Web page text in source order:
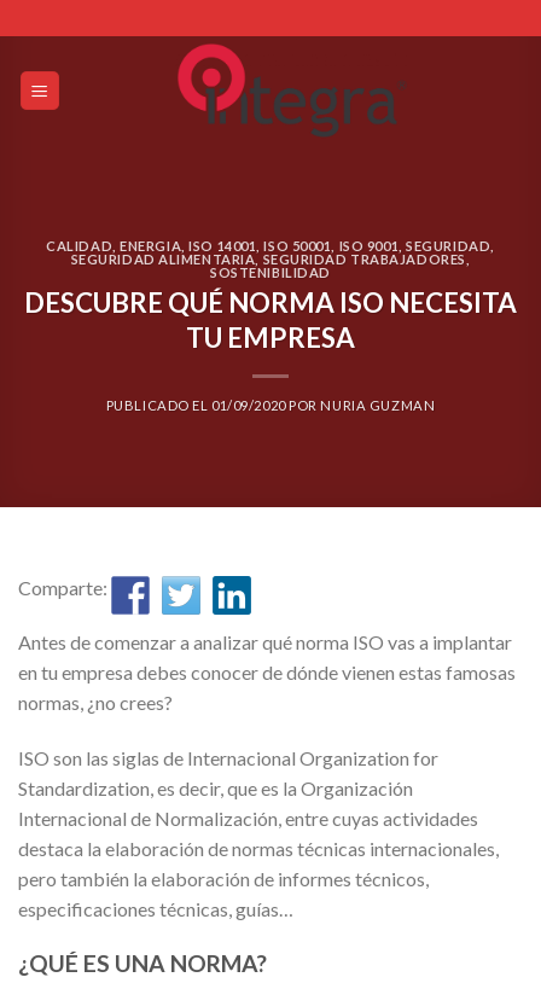
to
content
CALIDAD ,ENERGIA ,ISO 14001 ,ISO 50001 ISO 9001 ,SEGURIDAD
SEGURIDAD ALIMENTARIA, SEGURIDAD TRABAJADORES
SOSTENIBILIDAD
DESCUBRE QUÉ NORMA ISO NECESITA
TU EMPRESA
PUBLICADO EL 01/09/2020PORNURIA GUZMAN
Comparte:
Antes de comenzar a analizar qué norma ISO vas a implantar
en tu empresa debes conocer de dónde vienen estas famosas
normas, ¿no crees?
ISO son las siglas de Internacional Organization for
Standardization, es decir, que es la Organización
Internacional de Normalización, entre cuyas actividades
destaca la elaboración de normas técnicas internacionales,
pero también la elaboración de informes técnicos,
especificaciones técnicas, guías…
¿QUÉ ES UNA NORMA?